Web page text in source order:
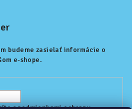
budeme zasielať informácie o
e-shope.